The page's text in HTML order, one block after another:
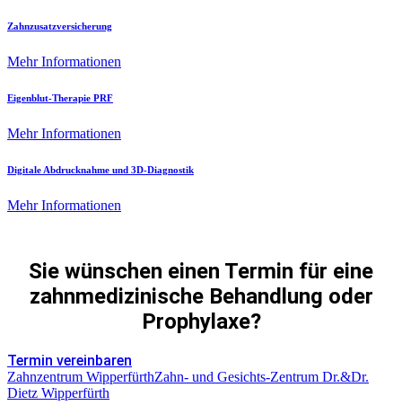
Zahnzusatzversicherung
Mehr Informationen
Eigenblut-Therapie PRF
Mehr Informationen
Digitale Abdrucknahme und 3D-Diagnostik
Mehr Informationen
Sie wünschen einen Termin für eine
zahnmedizinische Behandlung oder
Prophylaxe?
Termin vereinbaren
Zahnzentrum WipperfürthZahn- und Gesichts-Zentrum Dr.&Dr.
Dietz Wipperfürth